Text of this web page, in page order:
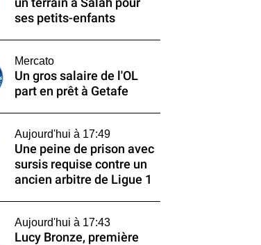
un terrain à Salah pour
ses petits-enfants
Mercato
Un gros salaire de l'OL
part en prêt à Getafe
Aujourd'hui à 17:49
Une peine de prison avec
sursis requise contre un
ancien arbitre de Ligue 1
Aujourd'hui à 17:43
Lucy Bronze, première